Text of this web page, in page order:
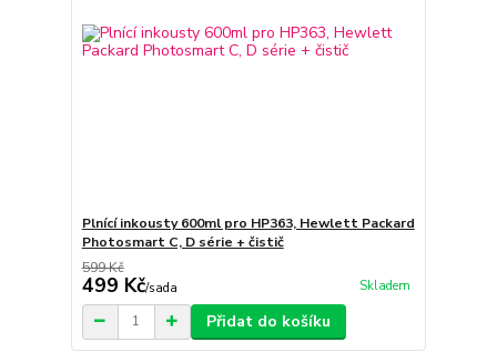
Plnící inkousty 600ml pro HP363, Hewlett Packard
Photosmart C, D série + čistič
599 Kč
499 Kč/sada Skladem
Přidat do košíku